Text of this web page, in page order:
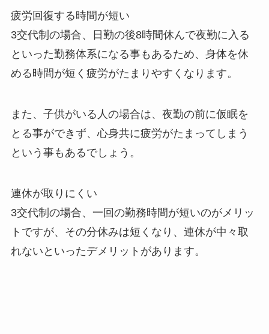
疲労回復する時間が短い
3交代制の場合、日勤の後8時間休んで夜勤に入る
といった勤務体系になる事もあるため、身体を休
める時間が短く疲労がたまりやすくなります。
また、子供がいる人の場合は、夜勤の前に仮眠を
とる事ができず、心身共に疲労がたまってしまう
という事もあるでしょう。
連休が取りにくい
3交代制の場合、一回の勤務時間が短いのがメリッ
トですが、その分休みは短くなり、連休が中々取
れないといったデメリットがあります。